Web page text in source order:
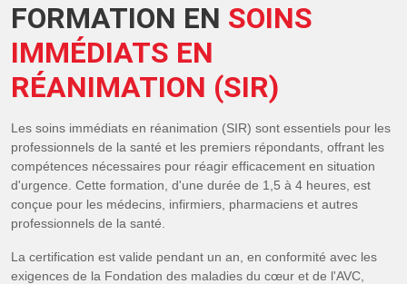
FORMATION EN SOINS
IMMÉDIATS EN
RÉANIMATION (SIR)
Les soins immédiats en réanimation (SIR) sont essentiels pour les
professionnels de la santé et les premiers répondants, offrant les
compétences nécessaires pour réagir efficacement en situation
d'urgence. Cette formation, d'une durée de 1,5 à 4 heures, est
conçue pour les médecins, infirmiers, pharmaciens et autres
professionnels de la santé.
La certification est valide pendant un an, en conformité avec les
exigences de la Fondation des maladies du cœur et de l'AVC,